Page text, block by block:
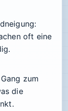
:
oft eine
zum
die